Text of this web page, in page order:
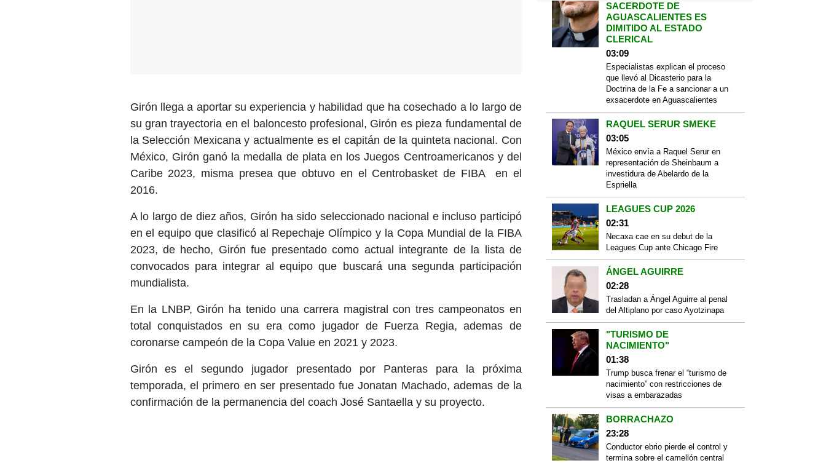
Girón llega a aportar su experiencia y habilidad que ha cosechado a lo largo de
su gran trayectoria en el baloncesto profesional, Girón es pieza fundamental de
la Selección Mexicana y actualmente es el capitán de la quinteta nacional. Con
México, Girón ganó la medalla de plata en los Juegos Centroamericanos y del
Caribe 2023, misma presea que obtuvo en el Centrobasket de FIBA en el
2016.
A lo largo de diez años, Girón ha sido seleccionado nacional e incluso participó
en el equipo que clasificó al Repechaje Olímpico y la Copa Mundial de la FIBA
2023, de hecho, Girón fue presentado como actual integrante de la lista de
convocados para integrar al equipo que buscará una segunda participación
mundialista.
En la LNBP, Girón ha tenido una carrera magistral con tres campeonatos en
total conquistados en su era como jugador de Fuerza Regia, ademas de
coronarse campeón de la Copa Value en 2021 y 2023.
Girón es el segundo jugador presentado por Panteras para la próxima
temporada, el primero en ser presentado fue Jonatan Machado, ademas de la
confirmación de la permanencia del coach José Santaella y su proyecto.
SACERDOTE DE
AGUASCALIENTES ES
DIMITIDO AL ESTADO
CLERICAL
03:09
Especialistas explican el proceso
que llevó al Dicasterio para la
Doctrina de la Fe a sancionar a un
exsacerdote en Aguascalientes
RAQUEL SERUR SMEKE
03:05
México envía a Raquel Serur en
representación de Sheinbaum a
investidura de Abelardo de la
Espriella
LEAGUES CUP 2026
02:31
Necaxa cae en su debut de la
Leagues Cup ante Chicago Fire
ÁNGEL AGUIRRE
02:28
Trasladan a Ángel Aguirre al penal
del Altiplano por caso Ayotzinapa
"TURISMO DE
NACIMIENTO"
01:38
Trump busca frenar el “turismo de
nacimiento” con restricciones de
visas a embarazadas
BORRACHAZO
23:28
Conductor ebrio pierde el control y
termina sobre el camellón central